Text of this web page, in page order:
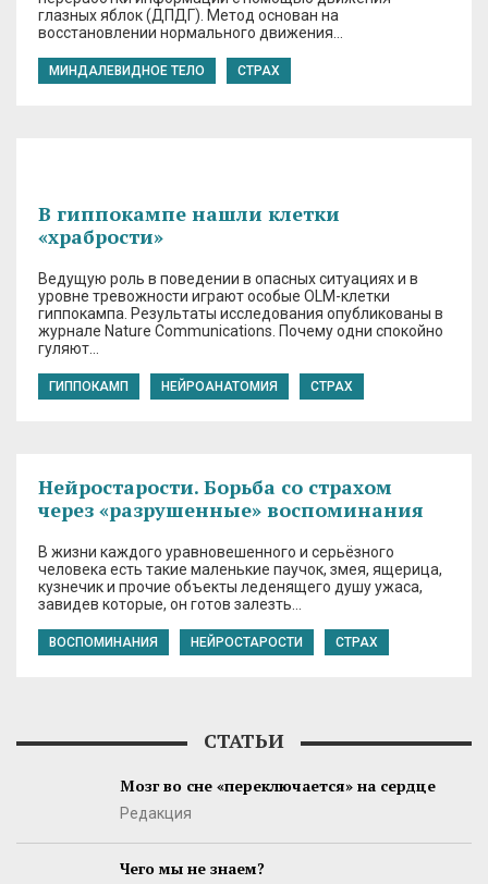
глазных яблок (ДПДГ). Метод основан на
восстановлении нормального движения…
МИНДАЛЕВИДНОЕ ТЕЛО СТРАХ
В гиппокампе нашли клетки
«храбрости»
Ведущую роль в поведении в опасных ситуациях и в
уровне тревожности играют особые OLM-клетки
гиппокампа. Результаты исследования опубликованы в
журнале Nature Communications. Почему одни спокойно
гуляют…
ГИППОКАМП НЕЙРОАНАТОМИЯ СТРАХ
Нейростарости. Борьба со страхом
через «разрушенные» воспоминания
В жизни каждого уравновешенного и серьёзного
человека есть такие маленькие паучок, змея, ящерица,
кузнечик и прочие объекты леденящего душу ужаса,
завидев которые, он готов залезть…
ВОСПОМИНАНИЯ НЕЙРОСТАРОСТИ СТРАХ
СТАТЬИ
Мозг во сне «переключается» на сердце
Редакция
Чего мы не знаем?